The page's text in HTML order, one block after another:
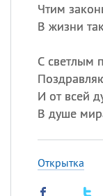
Чтим
В жизни
С светлым
И от всей
В душе
Открытка